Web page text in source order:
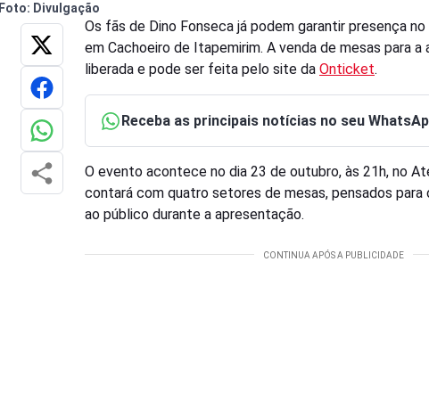
Foto: Divulgação
Os fãs de Dino Fonseca já podem garantir presença
em Cachoeiro de Itapemirim. A venda de mesas para
liberada e pode ser feita pelo site da Onticket.
Receba as principais notícias no seu
O evento acontece no dia 23 de outubro, às 21h, no
contará com quatro setores de mesas, pensados
ao público durante a apresentação.